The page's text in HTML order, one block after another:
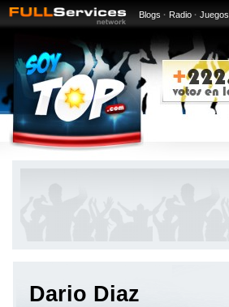
Blogs · Radio · Juegos
Dario Diaz